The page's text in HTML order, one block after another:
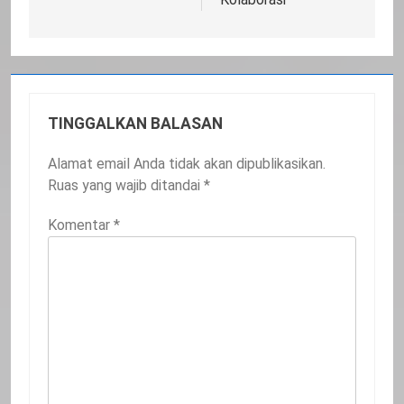
TINGGALKAN BALASAN
Alamat email Anda tidak akan dipublikasikan.
Ruas yang wajib ditandai *
Komentar *